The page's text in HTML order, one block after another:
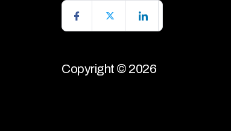
Copyright © 2026